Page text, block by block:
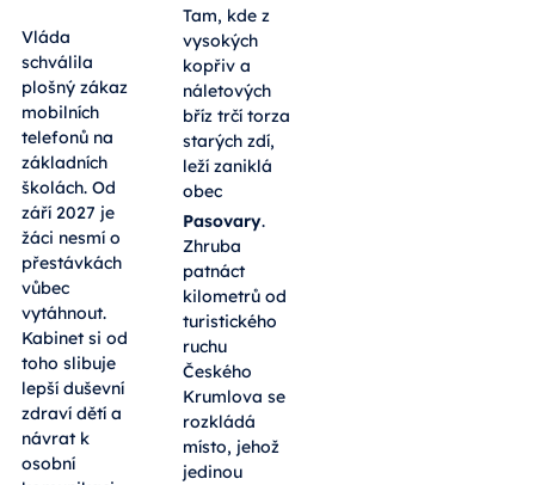
Vláda
schválila
plošný zákaz
mobilních
telefonů na
základních
školách. Od
září 2027 je
žáci nesmí o
přestávkách
vůbec
vytáhnout.
Kabinet si od
toho slibuje
lepší duševní
zdraví dětí a
návrat k
osobní
Tam, kde z
vysokých
kopřiv a
náletových
bříz trčí torza
starých zdí,
leží zaniklá
obec
Pasovary.
Zhruba
patnáct
kilometrů od
turistického
ruchu
Českého
Krumlova se
rozkládá
místo, jehož
jedinou